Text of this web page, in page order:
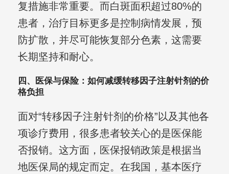
复措施非常重要。而白斑面积超过80%的
患者，治疗目标更多是控制病情发展，预
防扩散，并尽可能恢复部分色素，这需要
长期坚持和耐心。
四、医保与保险：如何减缓转移因子注射针剂的价
格负担
面对“转移因子注射针剂的价格”以及其他各
项诊疗费用，很多患者较关心的是医保能
否报销。这方面，医保报销政策是根据当
地医保局的规定而定。在我国，基本医疗